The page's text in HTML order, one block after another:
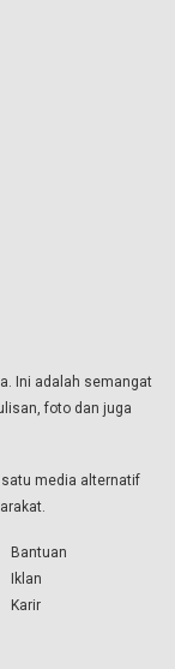
Ini adalah semangat
foto dan juga
media alternatif
Bantuan
Iklan
Karir